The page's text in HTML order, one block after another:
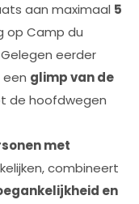
aan maximaal 5
op Camp du
eerder
een glimp van de
de hoofdwegen
met
combineert
en